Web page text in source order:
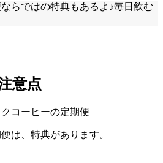
らではの特典もあるよ♪毎日飲む
意点
は、特典があります。